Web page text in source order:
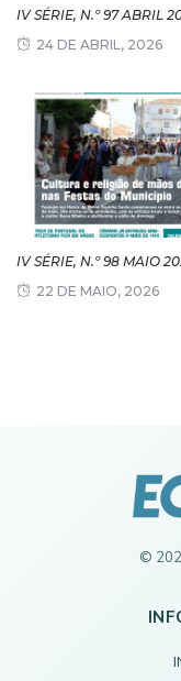
IV SÉRIE, N.º 97 ABRIL
24 DE ABRIL, 2026
IV SÉRIE, N.º 98 MAIO
22 DE MAIO, 2026
©